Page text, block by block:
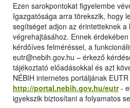
Ezen sarokpontokat figyelembe
Igazgatósága arra törekszik, hogy
segítséget adjon az érintetteknek a
végrehajtásához. Ennek
kérdőíves felméréssel, a
eutr@nebih.gov.hu – érkező
tájékoztató előadásokkal és azt
NÉBIH internetes portáljának
http://portal.nebih.gov.hu/eutr-
igyekszik biztosítani a folyamatos